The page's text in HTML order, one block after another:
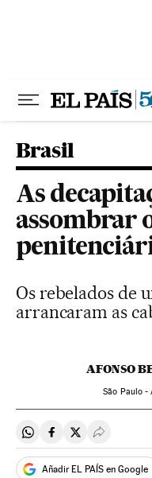
Brasil
As
assombrar
Os rebelados de
arrancaram as
AFONSO
São Paulo -
Compartir en Whatsapp
Compartir en
Compartir en
Añadir EL PAÍS en Google